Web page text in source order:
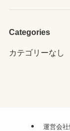
Categories
カテゴリーなし
運営会社